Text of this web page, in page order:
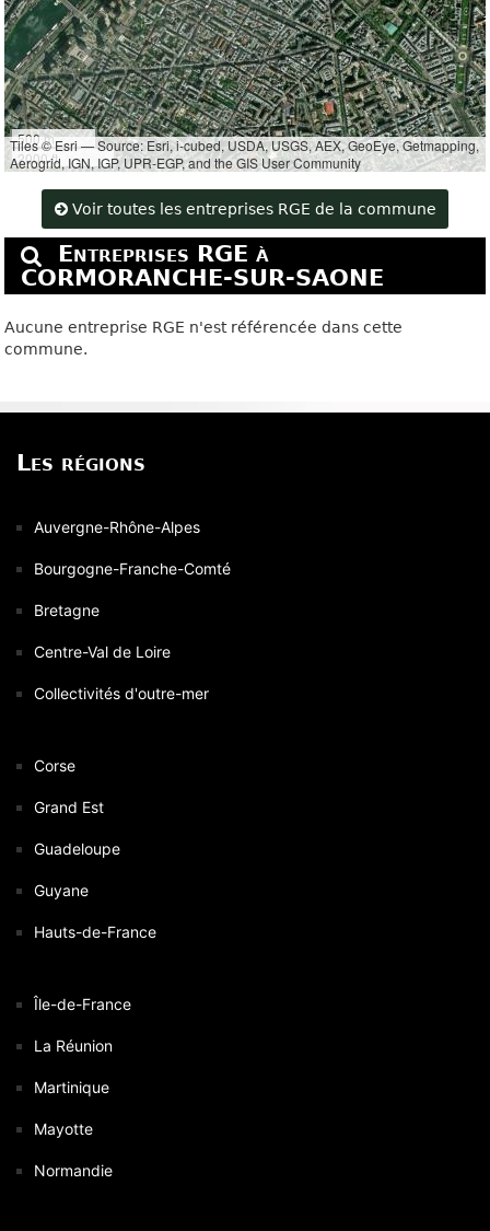
500 m
2000 ft
Tiles © Esri — Source: Esri, i-cubed, USDA, USGS, AEX, GeoEye, Getmapping,
Aerogrid, IGN, IGP, UPR-EGP, and the GIS User Community
Voir toutes les entreprises RGE de la commune
Entreprises RGE à
CORMORANCHE-SUR-SAONE
Aucune entreprise RGE n'est référencée dans cette
commune.
Les régions
Auvergne-Rhône-Alpes
Bourgogne-Franche-Comté
Bretagne
Centre-Val de Loire
Collectivités d'outre-mer
Corse
Grand Est
Guadeloupe
Guyane
Hauts-de-France
Île-de-France
La Réunion
Martinique
Mayotte
Normandie